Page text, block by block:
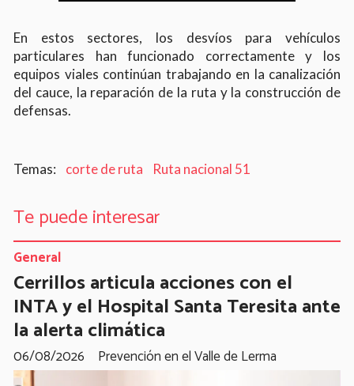
En estos sectores, los desvíos para vehículos
particulares han funcionado correctamente y los
equipos viales continúan trabajando en la canalización
del cauce, la reparación de la ruta y la construcción de
defensas.
corte de ruta Ruta nacional 51
Te puede interesar
Cerrillos articula acciones con el
INTA y el Hospital Santa Teresita ante
la alerta climática
Prevención en el Valle de Lerma
General
06/08/2026